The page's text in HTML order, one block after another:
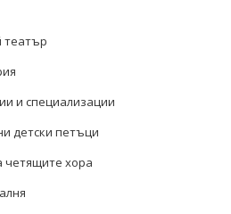
и специализации
детски петъци
четящите хора